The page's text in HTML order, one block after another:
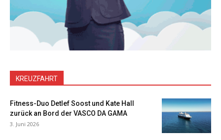
KREUZFAHRT
Fitness-Duo Detlef Soost und Kate Hall
zurück an Bord der VASCO DA GAMA
3. Juni 2026